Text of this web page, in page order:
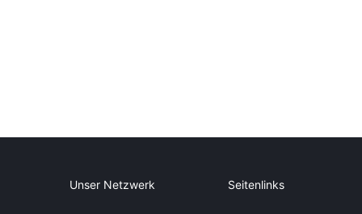
Unser Netzwerk Seitenlinks